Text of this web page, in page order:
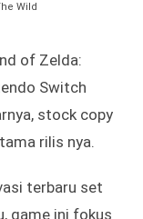
Wild
of Zelda:
Switch
stock copy
rilis nya.
terbaru set
game ini fokus